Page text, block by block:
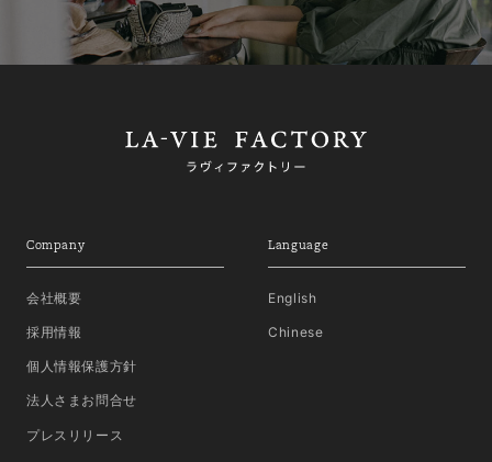
Company
会社概要
採用情報
個人情報保護方針
法人さまお問合せ
プレスリリース
Language
English
Chinese